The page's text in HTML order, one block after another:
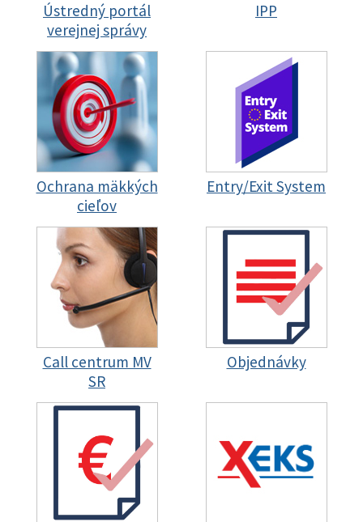
Ústredný portál
verejnej správy
IPP
Ochrana mäkkých
cieľov
Entry/Exit System
Call centrum MV
SR
Objednávky